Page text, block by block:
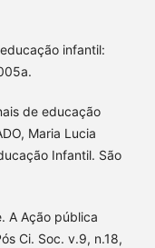
infantil:
de educação
Maria Lucia
Infantil. São
A Ação pública
Ci. Soc. v.9, n.18,